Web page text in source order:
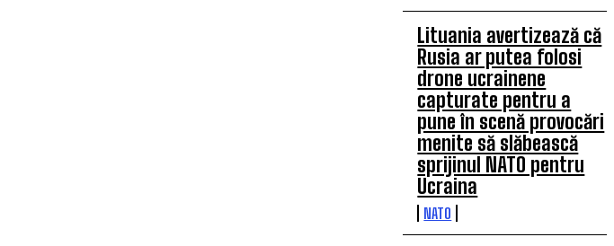
Lituania avertizează că
Rusia ar putea folosi
drone ucrainene
capturate pentru a
pune în scenă provocări
menite să slăbească
sprijinul NATO pentru
Ucraina
NATO